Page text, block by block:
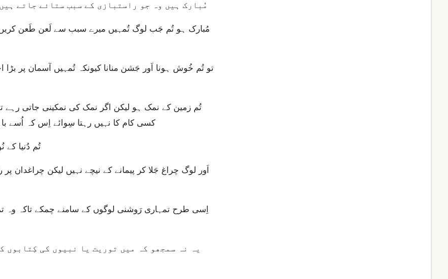
مُبارک ہیں وہ جو راستبازی کے سبب ستائے جاتے
کسی کام کا نہیں رہتا سِوائے اِس کہ اُسے
“تُم دُنیا